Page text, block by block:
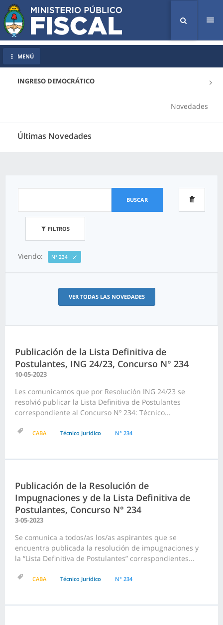
INGRESO DEMOCRÁTICO
Novedades
Últimas Novedades
MENÚ
BUSCAR
FILTROS
Viendo: N° 234
VER TODAS LAS NOVEDADES
Publicación de la Lista Definitiva de
Postulantes, ING 24/23, Concurso N° 234
10-05-2023
Les comunicamos que por Resolución ING 24/23 se
resolvió publicar la Lista Definitiva de Postulantes
correspondiente al Concurso Nº 234: Técnico...
CABA Técnico Jurídico N° 234
Publicación de la Resolución de
Impugnaciones y de la Lista Definitiva de
Postulantes, Concurso N° 234
3-05-2023
Se comunica a todos/as los/as aspirantes que se
encuentra publicada la resolución de impugnaciones y
la “Lista Definitiva de Postulantes” correspondientes...
CABA Técnico Jurídico N° 234